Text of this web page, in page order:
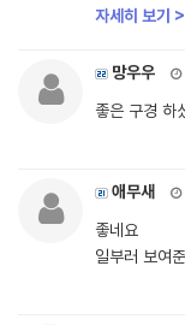
자세히 보기 >
망우우
좋은 구경 하
애무새
좋네요
일부러 보여